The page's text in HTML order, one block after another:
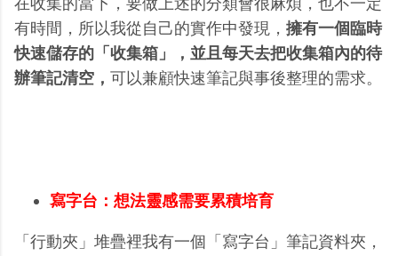
有時間，所以我從自己的實作中發現， 擁有一個臨時
快速儲存的「收集箱」，並且每天去把收集箱內的待
辦筆記清空， 可以兼顧快速筆記與事後整理的需求。
寫字台：想法靈感需要累積培育
「行動夾」堆疊裡我有一個「寫字台」筆記資料夾，